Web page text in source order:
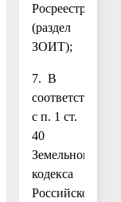
Росреестра
(раздел
ЗОИТ);
7. В
соответствии
с п. 1 ст.
40
Земельного
кодекса
Российской